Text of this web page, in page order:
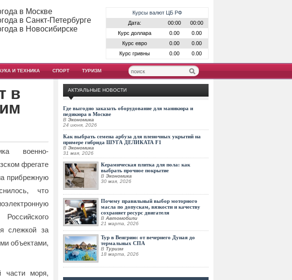
Курсы валют ЦБ РФ
Дата:
00:00
00:00
Курс доллара
0.00
0.00
Курс евро
0.00
0.00
Курс гривны
0.00 0.00
в Москве
в Санкт-Петербурге
в Новосибирске
И ТЕХНИКА СПОРТ ТУРИЗМ
в
военно-
фрегате
прибрежную
что
слежкой за
объектами,
части моря,
АКТУАЛЬНЫЕ НОВОСТИ
Где выгодно заказать оборудование для маникюра и
педикюра в Москве
В Экономика
24 июня, 2026
Как выбрать семена арбуза для пленочных укрытий на
примере гибрида ШУГА ДЕЛИКАТА F1
В Экономика
31 мая, 2026
Керамическая плитка для пола: как
выбрать прочное покрытие
В Экономика
30 мая, 2026
Почему правильный выбор моторного
масла по допускам, вязкости и качеству
сохраняет ресурс двигателя
В Автомобили
21 марта, 2026
Тур в Венгрию: от вечернего Дуная до
термальных СПА
В Туризм
18 марта, 2026